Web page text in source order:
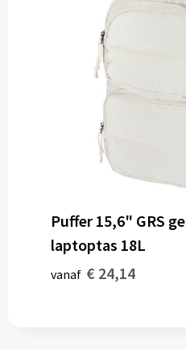
Puffer 15,6" GRS
laptoptas 18L
vanaf € 24,14